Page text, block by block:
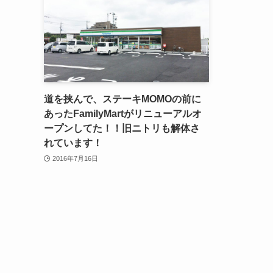
道を挟んで、ステーキMOMOの前に
あったFamilyMartがリニューアルオ
ープンしてた！！旧ニトリも解体さ
れています！
2016年7月16日